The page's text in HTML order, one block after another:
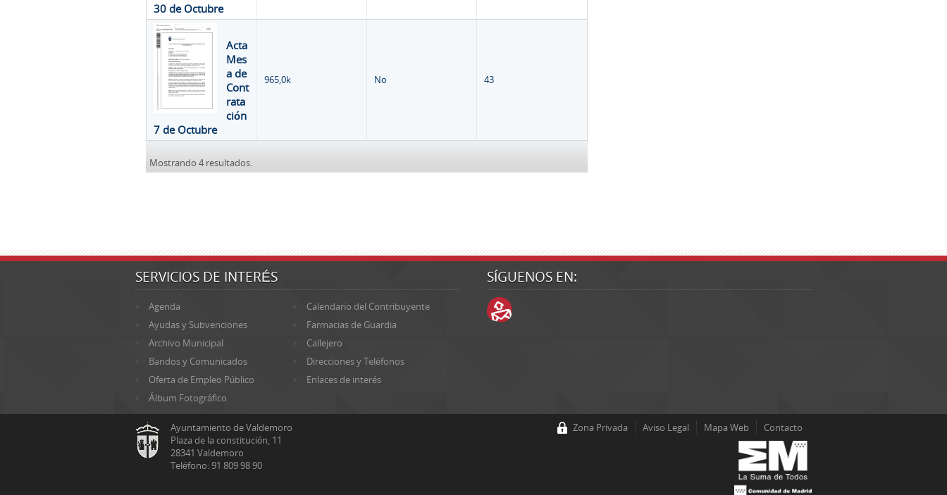
30 de Octubre
Acta
Mes
a de
Cont
rata
ción
7 de Octubre
965,0k No 43
Mostrando 4 resultados.
SERVICIOS DE INTERÉS
Agenda
Calendario del Contribuyente
Ayudas y Subvenciones
Farmacias de Guardia
Archivo Municipal
Callejero
Bandos y Comunicados
Direcciones y Teléfonos
Oferta de Empleo Público
Enlaces de interés
Álbum Fotográfico
SÍGUENOS EN:
Ayuntamiento de Valdemoro
Plaza de la constitución, 11
28341 Valdemoro
Teléfono: 91 809 98 90
Zona Privada Aviso Legal Mapa Web Contacto